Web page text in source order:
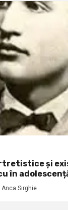
și
în
Anca Sirghie